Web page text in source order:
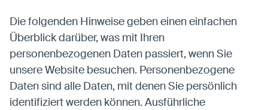
Die folgenden Hinweise geben einen einfachen
Überblick darüber, was mit Ihren
personenbezogenen Daten passiert, wenn Sie
unsere Website besuchen. Personenbezogene
Daten sind alle Daten, mit denen Sie persönlich
identifiziert werden können. Ausführliche